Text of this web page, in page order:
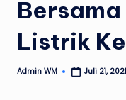
Listrik
Posted
Admin WM Juli 21, 2021